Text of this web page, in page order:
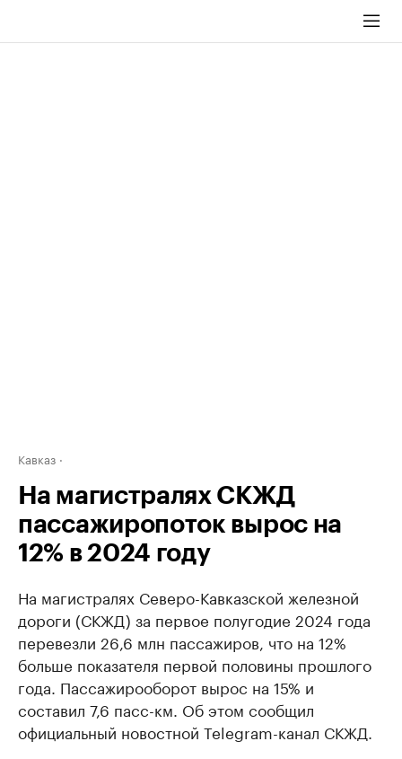
Кавказ
На магистралях СКЖД
пассажиропоток вырос на
12% в 2024 году
На магистралях Северо-Кавказской железной
дороги (СКЖД) за первое полугодие 2024 года
перевезли 26,6 млн пассажиров, что на 12%
больше показателя первой половины прошлого
года. Пассажирооборот вырос на 15% и
составил 7,6 пасс-км. Об этом сообщил
официальный новостной Telegram-канал СКЖД.